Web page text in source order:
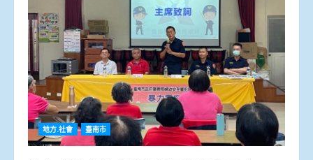
地方.社會 臺南市